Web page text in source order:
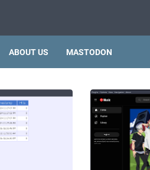
ABOUT US MASTODON